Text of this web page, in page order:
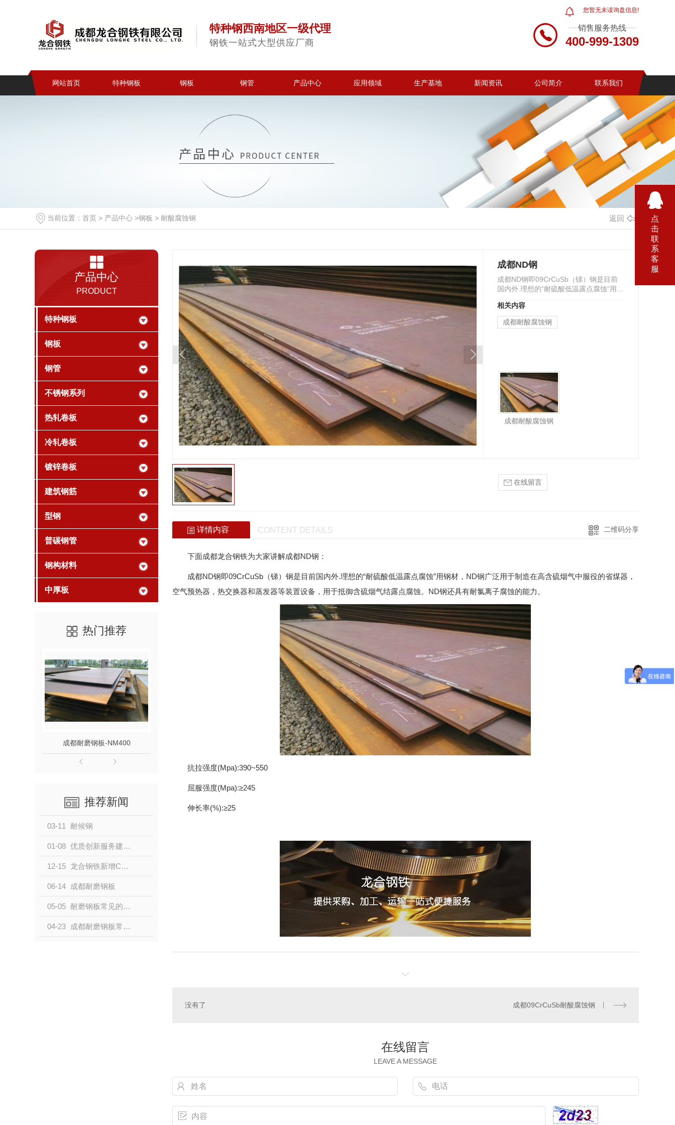
您暂无未读询盘信息!
特种钢西南地区一级代理
钢铁一站式大型供应厂商
销售服务热线
400-999-1309
网站首页 特种钢板 钢板 钢管 产品中心 应用领域 生产基地 新闻资讯 公司简介 联系我们
当前位置： 首页 > 产品中心 >钢板 > 耐酸腐蚀钢 返回
产品中心
PRODUCT
特种钢板
钢板
钢管
不锈钢系列
热轧卷板
冷轧卷板
镀锌卷板
建筑钢筋
型钢
普碳钢管
钢构材料
中厚板
热门推荐
成都耐磨钢板-NM400 成都耐磨钢板-Mn13 成都耐候钢板-09CuPCrNi-A
推荐新闻
03-11 耐候钢
01-08 优质创新服务建筑工程，龙合钢铁新推高耐蚀性材料 —Q355GNHD
12-15 龙合钢铁新增C级耐候产品
06-14 成都耐磨钢板
05-05 耐磨钢板常见的磨损类型有哪些？
04-23 成都耐磨钢板常见的磨损类型有哪些？
成都ND钢
成都ND钢即09CrCuSb（锑）钢是目前
国内外.理想的“耐硫酸低温露点腐蚀”用钢
服役的省煤器，空…
相关内容
成都耐酸腐蚀钢
成都耐酸腐蚀钢
在线留言
详情内容 CONTENT DETAILS 二维码分享
下面成都龙合钢铁为大家讲解成都ND钢：
成都ND钢即09CrCuSb（锑）钢是目前国内外.理想的“耐硫酸低温露点腐蚀”用钢材，ND钢广泛用于制造在高含硫烟气中服役的省煤器，
空气预热器，热交换器和蒸发器等装置设备，用于抵御含硫烟气结露点腐蚀。ND钢还具有耐氯离子腐蚀的能力。
抗拉强度(Mpa):390~550
屈服强度(Mpa):≥245
伸长率(%):≥25
没有了 成都09CrCuSb耐酸腐蚀钢
在线留言
LEAVE A MESSAGE
点
击
联
系
客
服